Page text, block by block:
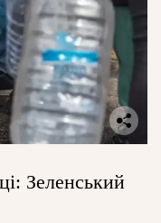
Зеленський